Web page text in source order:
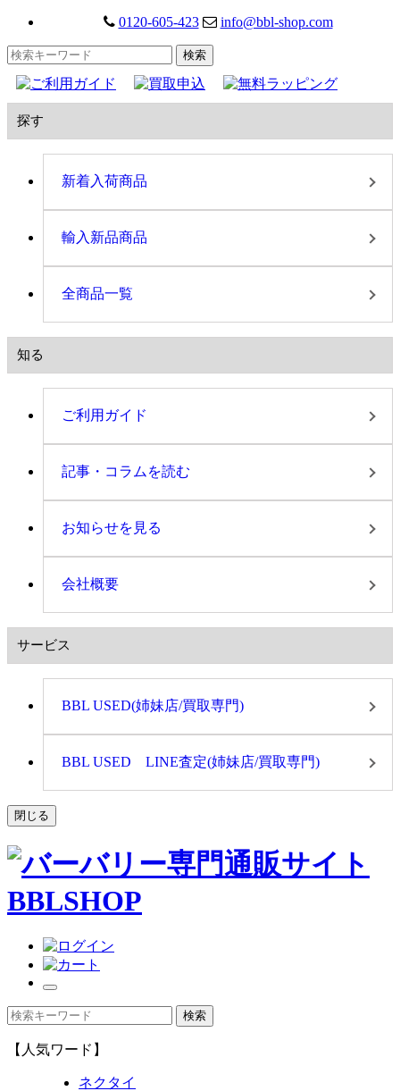
0120-605-423 info@bbl-shop.com
探す
新着入荷商品
輸入新品商品
全商品一覧
知る
ご利用ガイド
記事・コラムを読む
お知らせを見る
会社概要
サービス
BBL USED(姉妹店/買取専門)
BBL USED LINE査定(姉妹店/買取専門)
閉じる
【人気ワード】
ネクタイ